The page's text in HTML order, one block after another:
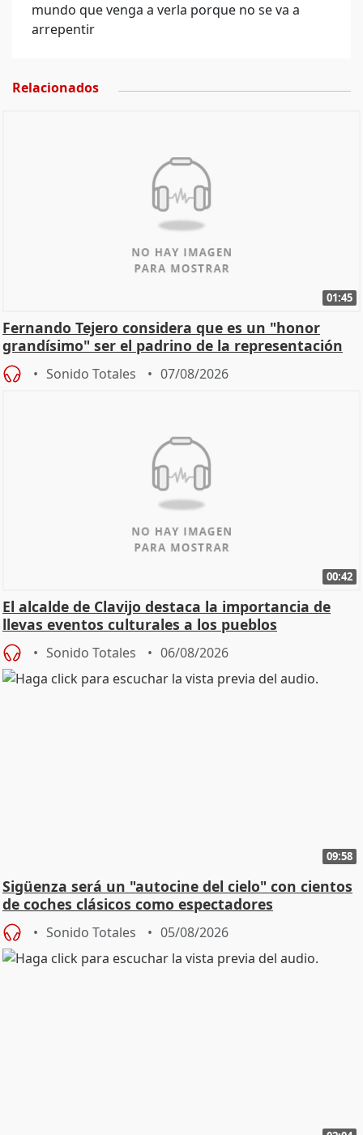
mundo que venga a verla porque no se va a
arrepentir
Relacionados
01:45
Fernando Tejero considera que es un "honor
grandísimo" ser el padrino de la representación
Sonido Totales 07/08/2026
00:42
El alcalde de Clavijo destaca la importancia de
llevas eventos culturales a los pueblos
Sonido Totales 06/08/2026
09:58
Sigüenza será un "autocine del cielo" con cientos
de coches clásicos como espectadores
Sonido Totales 05/08/2026